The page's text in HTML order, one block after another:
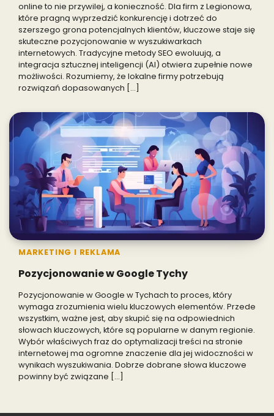
online to nie przywilej, a konieczność. Dla firm z Legionowa,
które pragną wyprzedzić konkurencję i dotrzeć do
szerszego grona potencjalnych klientów, kluczowe staje się
skuteczne pozycjonowanie w wyszukiwarkach
internetowych. Tradycyjne metody SEO ewoluują, a
integracja sztucznej inteligencji (AI) otwiera zupełnie nowe
możliwości. Rozumiemy, że lokalne firmy potrzebują
rozwiązań dopasowanych […]
MARKETING I REKLAMA
Pozycjonowanie w Google Tychy
Pozycjonowanie w Google w Tychach to proces, który
wymaga zrozumienia wielu kluczowych elementów. Przede
wszystkim, ważne jest, aby skupić się na odpowiednich
słowach kluczowych, które są popularne w danym regionie.
Wybór właściwych fraz do optymalizacji treści na stronie
internetowej ma ogromne znaczenie dla jej widoczności w
wynikach wyszukiwania. Dobrze dobrane słowa kluczowe
powinny być związane […]